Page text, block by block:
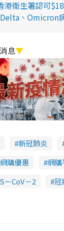
港衛生署認可
、Omicron
息▼
新冠肺炎
網購優惠 網購
－CoV－2 冠